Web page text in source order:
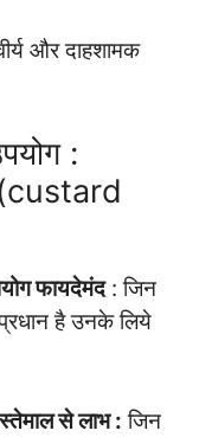
और दाहशामक
:
फायदेमंद: जिन
प्रधान है उनके लिये
से लाभ : जिन